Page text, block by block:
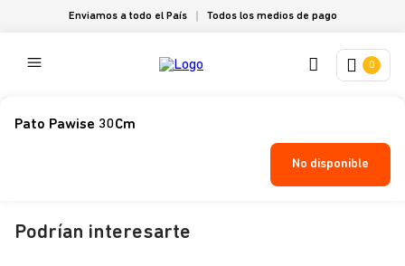
Enviamos a todo el País Todos los medios de pago
0
Pato Pawise 30Cm
No disponible
Podrían interesarte